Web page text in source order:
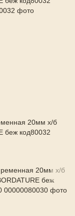
20мм х/б
беж код80032